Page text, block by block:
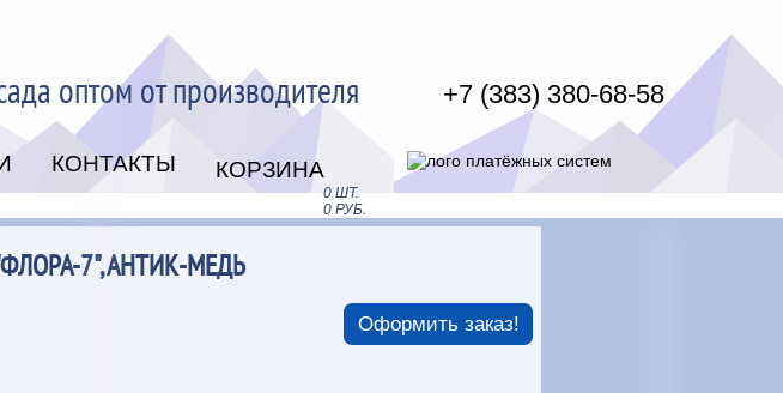
оптом от производителя +7 (383) 380-68-58
КОНТАКТЫ КОРЗИНА
0 ШТ.
0 РУБ.
7", АНТИК-МЕДЬ
Оформить заказ!